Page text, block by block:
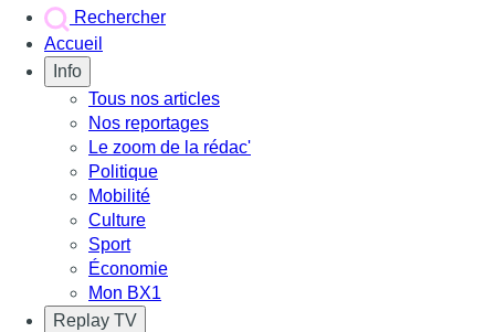
Rechercher
Accueil
Info
Tous nos articles
Nos reportages
Le zoom de la rédac'
Politique
Mobilité
Culture
Sport
Économie
Mon BX1
Replay TV